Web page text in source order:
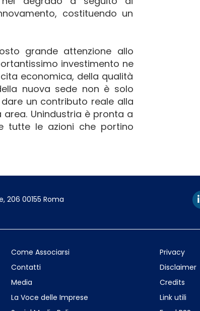
costituendo un
grande attenzione allo
investimento ne
economica, della qualità
nuova sede non è solo
un contributo reale alla
Unindustria è pronta a
tutte le azioni che portino
206 00155 Roma
Come Associarsi
Contatti
Media
La Voce delle Imprese
Privacy
Disclaimer
Credits
Link utili